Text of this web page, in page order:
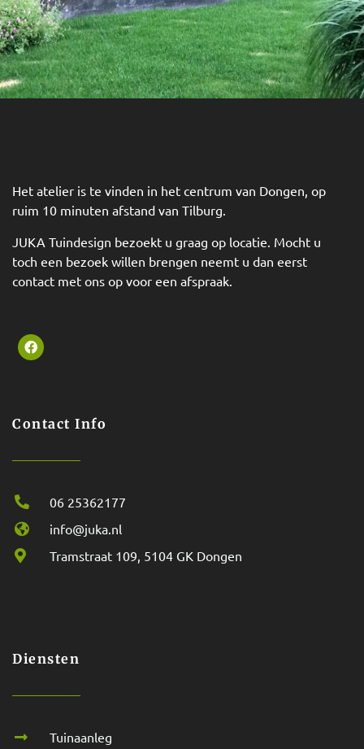
Het atelier is te vinden in het centrum van Dongen, op
ruim 10 minuten afstand van Tilburg.
JUKA Tuindesign bezoekt u graag op locatie. Mocht u
toch een bezoek willen brengen neemt u dan eerst
contact met ons op voor een afspraak.
Contact Info
06 25362177
info@juka.nl
Tramstraat 109, 5104 GK Dongen
Diensten
Tuinaanleg